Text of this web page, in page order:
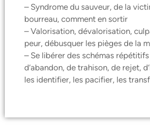
– Syndrome du sauveur, de la
bourreau, comment en sortir
– Valorisation, dévalorisation,
peur, débusquer les pièges de la
– Se libérer des schémas répétitifs
d’abandon, de trahison, de rejet,
les identifier, les pacifier, les